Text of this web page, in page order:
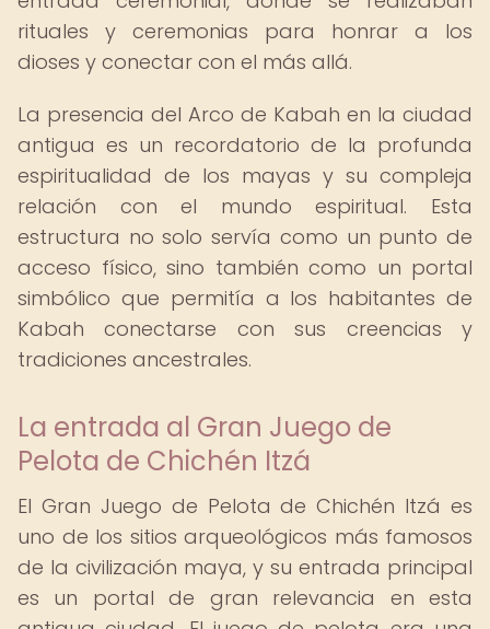
rituales y ceremonias para honrar a los
dioses y conectar con el más allá.
La presencia del Arco de Kabah en la ciudad
antigua es un recordatorio de la profunda
espiritualidad de los mayas y su compleja
relación con el mundo espiritual. Esta
estructura no solo servía como un punto de
acceso físico, sino también como un portal
simbólico que permitía a los habitantes de
Kabah conectarse con sus creencias y
tradiciones ancestrales.
La entrada al Gran Juego de
Pelota de Chichén Itzá
El Gran Juego de Pelota de Chichén Itzá es
uno de los sitios arqueológicos más famosos
de la civilización maya, y su entrada principal
es un portal de gran relevancia en esta